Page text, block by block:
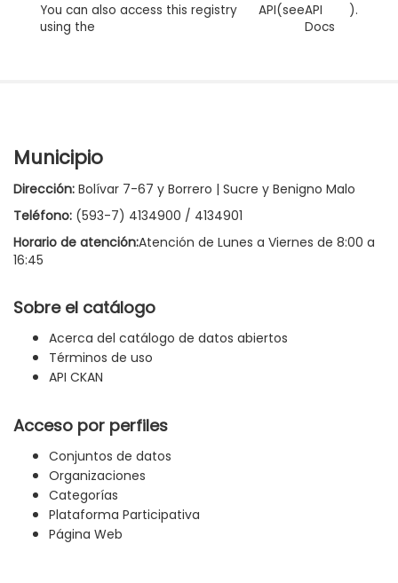
You can also access this registry
using the
API(seeAPI
Docs
).
Municipio
Dirección: Bolívar 7-67 y Borrero | Sucre y Benigno Malo
Teléfono: (593-7) 4134900 / 4134901
Horario de atención:Atención de Lunes a Viernes de 8:00 a
16:45
Sobre el catálogo
Acerca del catálogo de datos abiertos
Términos de uso
API CKAN
Acceso por perfiles
Conjuntos de datos
Organizaciones
Categorías
Plataforma Participativa
Página Web